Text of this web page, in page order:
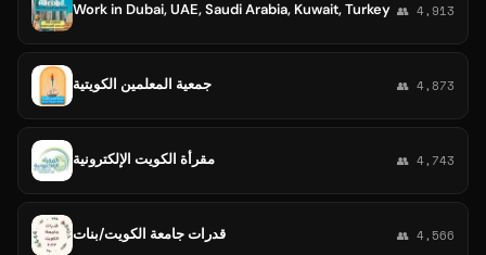
Work in Dubai, UAE, Saudi Arabia, Kuwait, Turkey 👥 4,913
جمعية المعلمين الكويتية 👥 4,873
مقرأة الكويت الإلكترونية 👥 4,743
قدرات جامعة الكويت/بنات 👥 4,566